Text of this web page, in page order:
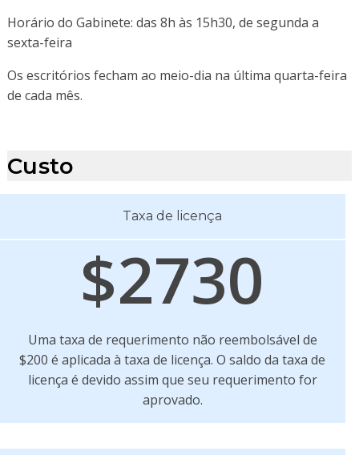
Horário do Gabinete: das 8h às 15h30, de segunda a
sexta-feira
Os escritórios fecham ao meio-dia na última quarta-feira
de cada mês.
Custo
Taxa de licença
$2730
Uma taxa de requerimento não reembolsável de
$200 é aplicada à taxa de licença. O saldo da taxa de
licença é devido assim que seu requerimento for
aprovado.